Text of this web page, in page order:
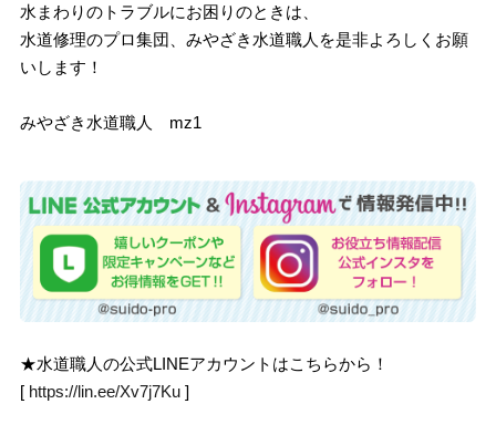
水まわりのトラブルにお困りのときは、
水道修理のプロ集団、みやざき水道職人を是非よろしくお願
いします！
みやざき水道職人 mz1
★水道職人の公式LINEアカウントはこちらから！
[ https://lin.ee/Xv7j7Ku ]